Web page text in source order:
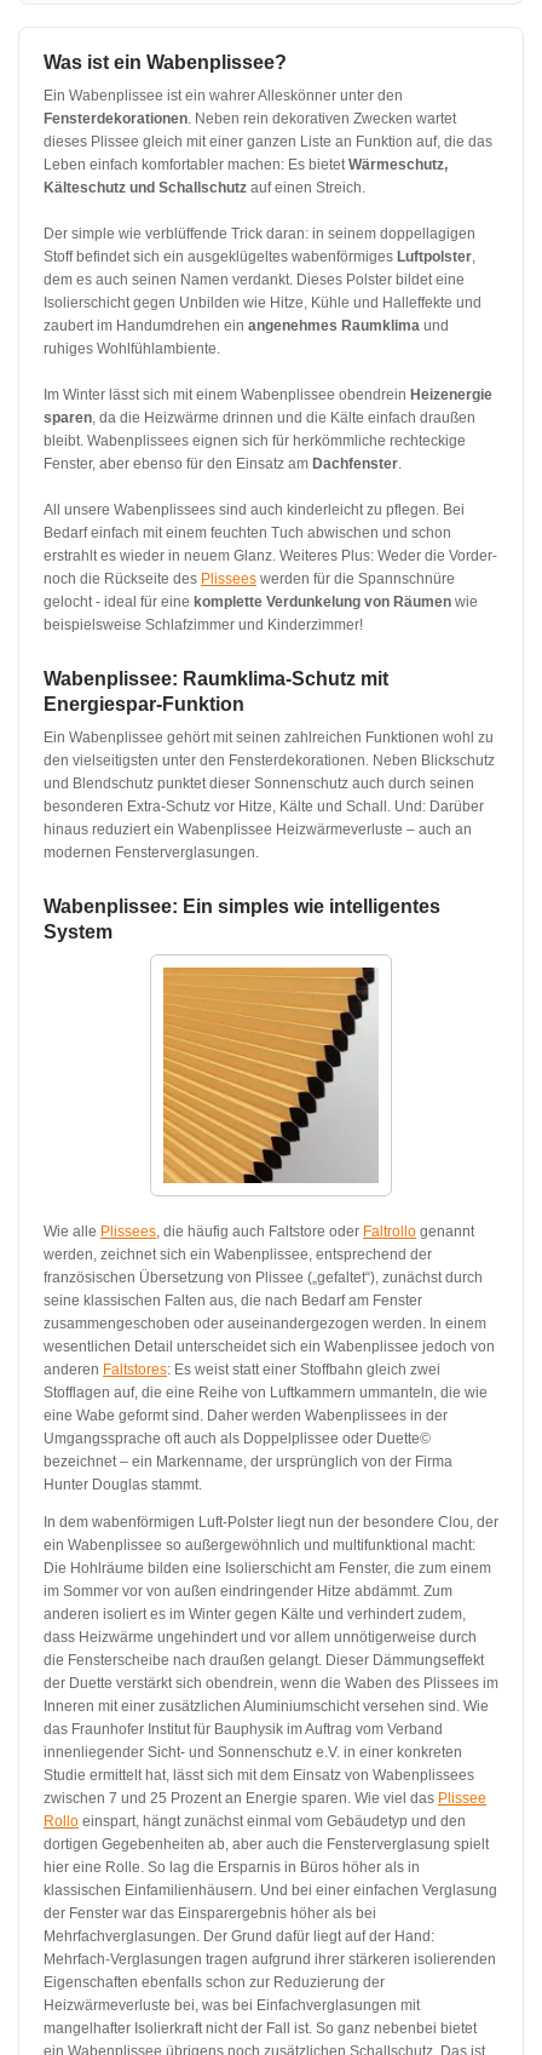
Was ist ein Wabenplissee?
Ein Wabenplissee ist ein wahrer Alleskönner unter den
Fensterdekorationen . Neben rein dekorativen Zwecken wartet
dieses Plissee gleich mit einer ganzen Liste an Funktion auf, die das
Leben einfach komfortabler machen: Es bietet Wärmeschutz,
Kälteschutz und Schallschutz auf einen Streich.
Der simple wie verblüffende Trick daran: in seinem doppellagigen
Stoff befindet sich ein ausgeklügeltes wabenförmiges Luftpolster
dem es auch seinen Namen verdankt. Dieses Polster bildet eine
Isolierschicht gegen Unbilden wie Hitze, Kühle und Halleffekte und
zaubert im Handumdrehen ein angenehmes Raumklima und
ruhiges Wohlfühlambiente.
Im Winter lässt sich mit einem Wabenplissee obendrein Heizenergie
sparen , da die Heizwärme drinnen und die Kälte einfach draußen
bleibt. Wabenplissees eignen sich für herkömmliche rechteckige
Fenster, aber ebenso für den Einsatz am Dachfenster
All unsere Wabenplissees sind auch kinderleicht zu pflegen. Bei
Bedarf einfach mit einem feuchten Tuch abwischen und schon
erstrahlt es wieder in neuem Glanz. Weiteres Plus: Weder die Vorder-
noch die Rückseite des Plissees werden für die Spannschnüre
gelocht - ideal für eine komplette Verdunkelung von Räumen wie
beispielsweise Schlafzimmer und Kinderzimmer!
Wabenplissee: Raumklima-Schutz mit
Energiespar-Funktion
Ein Wabenplissee gehört mit seinen zahlreichen Funktionen wohl zu
den vielseitigsten unter den Fensterdekorationen. Neben Blickschutz
und Blendschutz punktet dieser Sonnenschutz auch durch seinen
besonderen Extra-Schutz vor Hitze, Kälte und Schall. Und: Darüber
hinaus reduziert ein Wabenplissee Heizwärmeverluste ‒ auch an
modernen Fensterverglasungen.
Wabenplissee: Ein simples wie intelligentes
System
Wie alle Plissees , die häufig auch Faltstore oder Faltrollo genannt
werden, zeichnet sich ein Wabenplissee, entsprechend der
französischen Übersetzung von Plissee („gefaltet“), zunächst durch
seine klassischen Falten aus, die nach Bedarf am Fenster
zusammengeschoben oder auseinandergezogen werden. In einem
wesentlichen Detail unterscheidet sich ein Wabenplissee jedoch von
anderen Faltstores: Es weist statt einer Stoffbahn gleich zwei
Stofflagen auf, die eine Reihe von Luftkammern ummanteln, die wie
eine Wabe geformt sind. Daher werden Wabenplissees in der
Umgangssprache oft auch als Doppelplissee oder Duette©
bezeichnet ‒ ein Markenname, der ursprünglich von der Firma
Hunter Douglas stammt.
In dem wabenförmigen Luft-Polster liegt nun der besondere Clou, der
ein Wabenplissee so außergewöhnlich und multifunktional macht:
Die Hohlräume bilden eine Isolierschicht am Fenster, die zum einem
im Sommer vor von außen eindringender Hitze abdämmt. Zum
anderen isoliert es im Winter gegen Kälte und verhindert zudem,
dass Heizwärme ungehindert und vor allem unnötigerweise durch
die Fensterscheibe nach draußen gelangt. Dieser Dämmungseffekt
der Duette verstärkt sich obendrein, wenn die Waben des Plissees im
Inneren mit einer zusätzlichen Aluminiumschicht versehen sind. Wie
das Fraunhofer Institut für Bauphysik im Auftrag vom Verband
innenliegender Sicht- und Sonnenschutz e.V. in einer konkreten
Studie ermittelt hat, lässt sich mit dem Einsatz von Wabenplissees
zwischen 7 und 25 Prozent an Energie sparen. Wie viel das Plissee
Rollo einspart, hängt zunächst einmal vom Gebäudetyp und den
dortigen Gegebenheiten ab, aber auch die Fensterverglasung spielt
hier eine Rolle. So lag die Ersparnis in Büros höher als in
klassischen Einfamilienhäusern. Und bei einer einfachen Verglasung
der Fenster war das Einsparergebnis höher als bei
Mehrfachverglasungen. Der Grund dafür liegt auf der Hand:
Mehrfach-Verglasungen tragen aufgrund ihrer stärkeren isolierenden
Eigenschaften ebenfalls schon zur Reduzierung der
Heizwärmeverluste bei, was bei Einfachverglasungen mit
mangelhafter Isolierkraft nicht der Fall ist. So ganz nebenbei bietet
ein Wabenplissee übrigens noch zusätzlichen Schallschutz. Das ist